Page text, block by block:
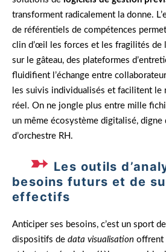
transforment radicalement la donne.
de référentiels de compétences
clin d’œil les forces et les fragilités de
sur le gâteau, des plateformes
fluidifient l’échange entre
les suivis individualisés et facilitent le
réel. On ne jongle plus entre mille
un même écosystème digitalisé, digne
d’orchestre RH.
Les outils
besoins futurs et de
effectifs
Anticiper ses besoins, c’est un sport
dispositifs de data visualisation offrent